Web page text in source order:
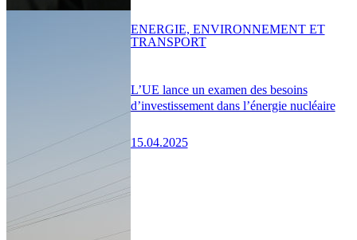
L’UE lance un examen des besoins
d’investissement dans l’énergie nucléaire
15.04.2025
ENERGIE, ENVIRONNEMENT ET
TRANSPORT